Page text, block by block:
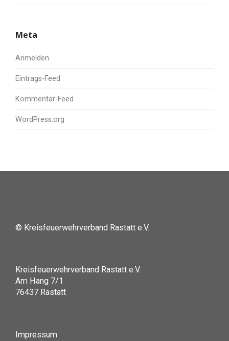
Meta
Anmelden
Eintrags-Feed
Kommentar-Feed
WordPress.org
© Kreisfeuerwehrverband Rastatt e.V.
Kreisfeuerwehrverband Rastatt e.V.
Am Hang 7/1
76437 Rastatt
Impressum